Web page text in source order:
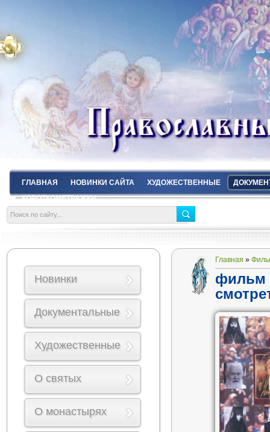
ГЛАВНАЯ НОВИНКИ САЙТА ХУДОЖЕСТВЕННЫЕ
КОРОТКОМЕТРАЖКИ
Главная »
фильм
Новинки
Документальные
Художественные
О святых
О монастырях